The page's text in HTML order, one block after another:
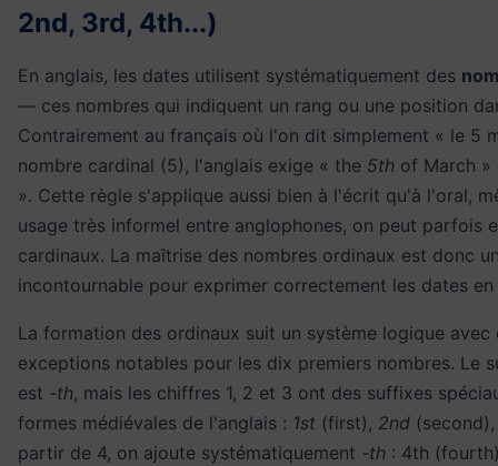
2nd, 3rd, 4th...)
En anglais, les dates utilisent systématiquement des
— ces nombres qui indiquent un rang ou une position
Contrairement au français où l'on dit simplement « le 5
nombre cardinal (5), l'anglais exige « the 5th of March
». Cette règle s'applique aussi bien à l'écrit qu'à l'oral,
usage très informel entre anglophones, on peut parfois
cardinaux. La maîtrise des nombres ordinaux est donc
incontournable pour exprimer correctement les dates en
La formation des ordinaux suit un système logique avec
exceptions notables pour les dix premiers nombres. Le
est -th, mais les chiffres 1, 2 et 3 ont des suffixes
formes médiévales de l'anglais : 1st (first), 2nd
partir de 4, on ajoute systématiquement -th : 4th